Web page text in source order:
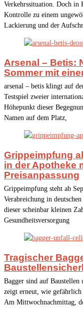
Verkehrssituation. Doch in
Kontrolle zu einem
Lackierung und der
Arsenal – Betis:
Sommer mit
arsenal – betis klingt auf
Testspiel zweier
Höhepunkt dieser
Namen auf dem Platz,
Grippeimpfung
in der Apotheke
Preisanpassung
Grippeimpfung steht ab
Verabreichung in
dieser scheinbar kleinen
Gesundheitsversorgung
Tragischer
Bagger sind auf
zeigt erneut, wie
Am Mittwochnachmittag,